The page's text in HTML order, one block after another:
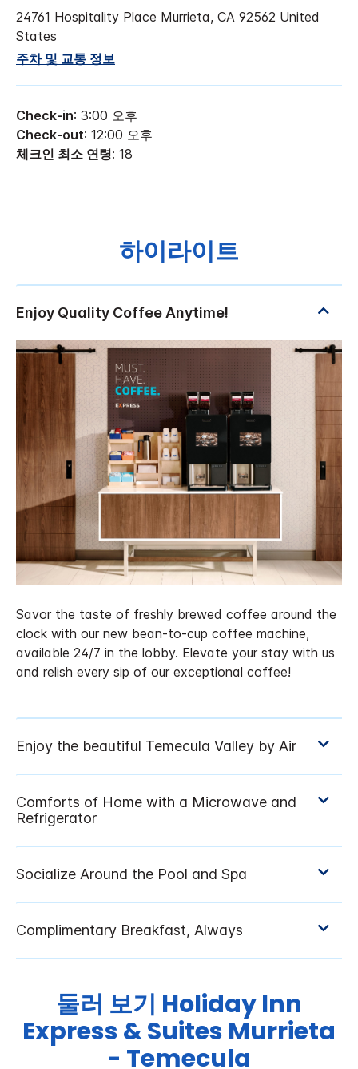
24761 Hospitality Place Murrieta, CA 92562 United
States
주차 및 교통 정보
Check-in: 3:00 오후
Check-out: 12:00 오후
체크인 최소 연령: 18
하이라이트
Savor the taste of freshly brewed coffee around the
clock with our new bean-to-cup coffee machine,
available 24/7 in the lobby. Elevate your stay with us
and relish every sip of our exceptional coffee!
둘러 보기 Holiday Inn
Express & Suites Murrieta
- Temecula